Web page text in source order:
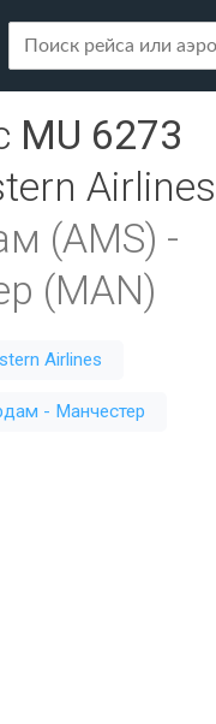
MU 6273
Airlines
(AMS) -
(MAN)
Airlines
- Манчестер